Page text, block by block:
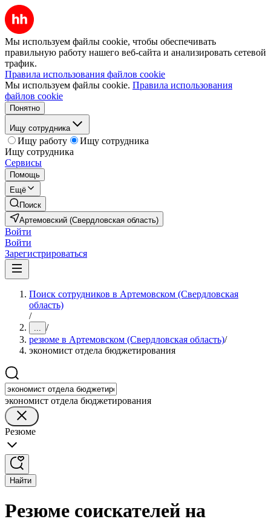
Мы используем файлы cookie, чтобы обеспечивать
правильную работу нашего веб-сайта и анализировать сетевой
трафик.
Правила использования файлов cookie
Мы используем файлы cookie. Правила использования
файлов cookie
Понятно
Ищу сотрудника
Ищу работу
Ищу сотрудника
Ищу сотрудника
Сервисы
Помощь
Ещё
Поиск
Артемовский (Свердловская область)
Войти
Войти
Зарегистрироваться
Поиск сотрудников в Артемовском (Свердловская
область)
/
... /
резюме в Артемовском (Свердловская область)/
экономист отдела бюджетирования
экономист отдела бюджетирования
Резюме
Найти
Резюме соискателей на